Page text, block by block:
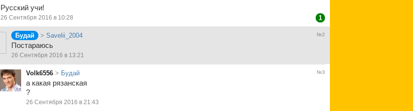
Русский учи!
26 Сентября 2016 в 10:28 1
Будай > Savelii_2004 №2
Постараюсь
26 Сентября 2016 в 13:21
Volk6556 > Будай №3
а какая рязанская
?
26 Сентября 2016 в 21:43